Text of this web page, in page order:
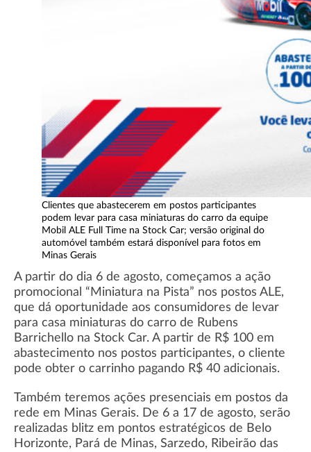
Clientes que abastecerem em postos participantes
podem levar para casa miniaturas do carro da equipe
Mobil ALE Full Time na Stock Car; versão original do
automóvel também estará disponível para fotos em
Minas Gerais
A partir do dia 6 de agosto, começamos a ação
promocional “Miniatura na Pista” nos postos ALE,
que dá oportunidade aos consumidores de levar
para casa miniaturas do carro de Rubens
Barrichello na Stock Car. A partir de R$ 100 em
abastecimento nos postos participantes, o cliente
pode obter o carrinho pagando R$ 40 adicionais.
Também teremos ações presenciais em postos da
rede em Minas Gerais. De 6 a 17 de agosto, serão
realizadas blitz em pontos estratégicos de Belo
Horizonte, Pará de Minas, Sarzedo, Ribeirão das